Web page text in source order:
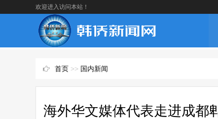
欢迎进入访问本站！
首页 >> 国内新闻
海外华文媒体代表走进成都